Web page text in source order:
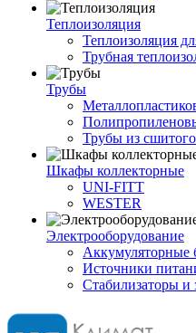
Теплоизоляция
Теплоизоляция
Трубная
Трубы
Трубы из
Шкафы коллекторные
UNI-FITT
WESTER
Электрооборудование
Аккумуляторные
Источники
Стабилизаторы и